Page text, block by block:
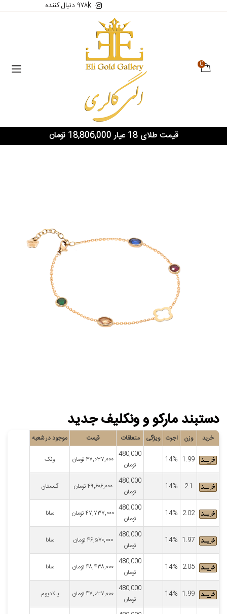
۹۷۸k دنبال کننده
0
قیمت طلای 18 عیار 18,806,000 تومان
دستبند مارکو و ونکلیف جدید
خرید وزن اجرت ویژگی متعلقات قیمت موجود در شعبه
1.99
14%
480,000
تومان
۴۷,۰۳۷,۰۰۰ تومان ونک
2.1
14%
480,000
تومان
۴۹,۶۰۶,۰۰۰ تومان گلستان
2.02
14%
480,000
تومان
۴۷,۷۳۷,۰۰۰ تومان سانا
1.97
14%
480,000
تومان
۴۶,۵۷۰,۰۰۰ تومان سانا
2.05
14%
480,000
تومان
۴۸,۴۳۸,۰۰۰ تومان سانا
1.99
14%
480,000
تومان
۴۷,۰۳۷,۰۰۰ تومان پالادیوم